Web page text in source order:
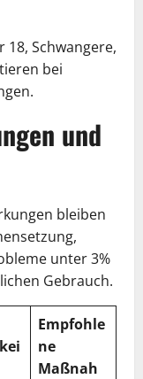
Schwangere,
bei
und
bleiben
unter 3%
Gebrauch.
Empfohle
ne
Maßnah